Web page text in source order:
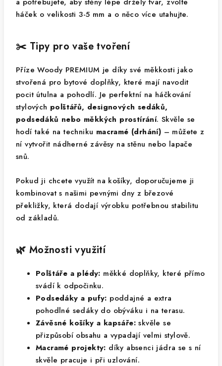
háček o velikosti 3-5 mm a o něco více utahujte.
✂️ Tipy pro vaše tvoření
Příze Woody PREMIUM je díky své měkkosti jako
stvořená pro bytové doplňky, které mají navodit
pocit útulna a pohodlí. Je perfektní na háčkování
stylových polštářů, designových sedáků,
podsedáků nebo měkkých prostírání. Skvěle se
hodí také na techniku macramé (drhání) – můžete z
ní vytvořit nádherné závěsy na stěnu nebo lapače
snů.
Pokud ji chcete využít na košíky, doporučujeme ji
kombinovat s našimi pevnými dny z březové
překližky, která dodají výrobku potřebnou stabilitu
od základů.
🌿 Možnosti využití
Polštáře a plédy: měkké doplňky, které přímo
svádí k odpočinku.
Podsedáky a pufy: poddajné a extra
pohodlné sedáky do obýváku i na terasu.
Závěsné košíky a kapsáře: skvěle se
přizpůsobí obsahu a vypadají velmi stylově.
Macramé projekty: díky absenci jádra se s ní
skvěle pracuje i při uzlování.